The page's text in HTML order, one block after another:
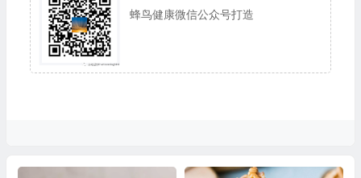
蜂鸟健康微信公众号打造